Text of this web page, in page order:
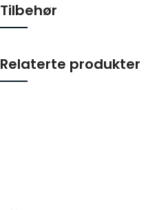
Tilbehør
Relaterte produkter